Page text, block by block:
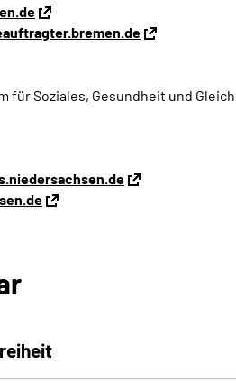
für Soziales, Gesundheit und